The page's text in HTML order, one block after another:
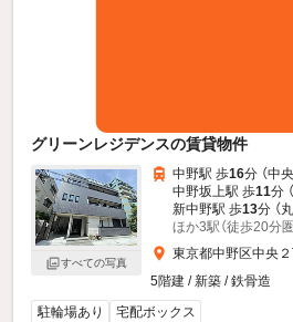
グリーンレジデンスの賃貸物件
すべての写真
中野駅 歩16分 （中
中野坂上駅 歩11分
新中野駅 歩13分 （
ほか3駅（徒歩20分圏
東京都中野区中央
5階建 / 新築 / 鉄骨造
駐輪場あり
宅配ボックス